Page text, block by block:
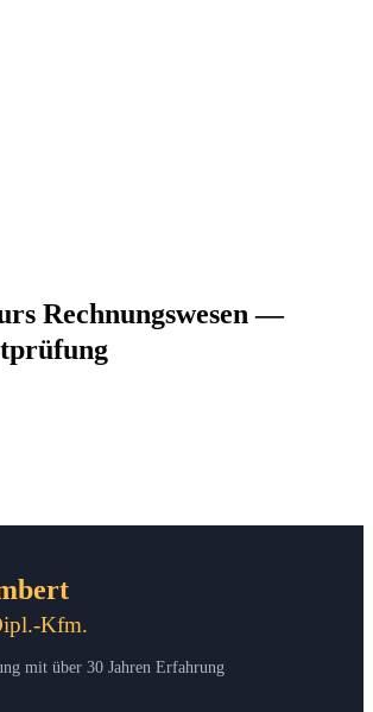
Rech­nungs­we­sen —
Kfm.
mit über 30 Jahren Erfahrung